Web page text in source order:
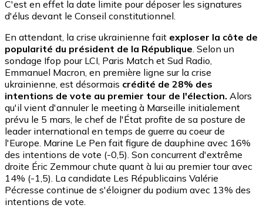
C'est en effet la date limite pour déposer les signatures
d'élus devant le Conseil constitutionnel.
En attendant, la crise ukrainienne fait exploser la côte de
popularité du président de la République. Selon un
sondage Ifop pour LCI, Paris Match et Sud Radio,
Emmanuel Macron, en première ligne sur la crise
ukrainienne, est désormais crédité de 28% des
intentions de vote au premier tour de l'élection. Alors
qu'il vient d'annuler le meeting à Marseille initialement
prévu le 5 mars, le chef de l'État profite de sa posture de
leader international en temps de guerre au coeur de
l'Europe. Marine Le Pen fait figure de dauphine avec 16%
des intentions de vote (-0,5). Son concurrent d'extrême
droite Éric Zemmour chute quant à lui au premier tour avec
14% (-1,5). La candidate Les Républicains Valérie
Pécresse continue de s'éloigner du podium avec 13% des
intentions de vote.